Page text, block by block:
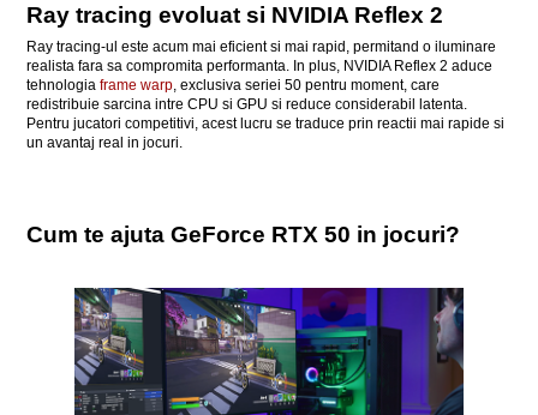
Ray tracing evoluat si NVIDIA Reflex 2
Ray tracing-ul este acum mai eficient si mai rapid, permitand o iluminare
realista fara sa compromita performanta. In plus, NVIDIA Reflex 2 aduce
tehnologiaframe warp , exclusiva seriei 50 pentru moment, care
redistribuie sarcina intre CPU si GPU si reduce considerabil latenta.
Pentru jucatori competitivi, acest lucru se traduce prin reactii mai rapide si
un avantaj real in jocuri.
Cum te ajuta GeForce RTX 50 in jocuri?